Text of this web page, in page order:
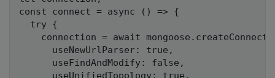
const connect = async () => {
  try {
connection = await
      useNewUrlParser: true,
      useFindAndModify: false,
      useUnifiedTopology: true,